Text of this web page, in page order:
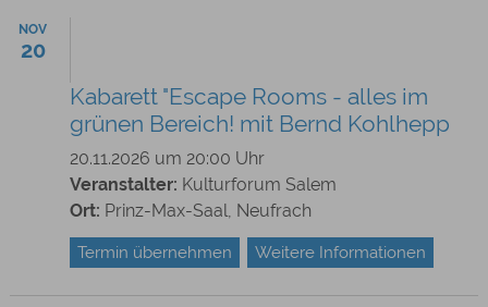
NOV
20
Kabarett "Escape Rooms - alles im
grünen Bereich! mit Bernd Kohlhepp
20.11.2026 um 20:00 Uhr
Veranstalter: Kulturforum Salem
Ort: Prinz-Max-Saal, Neufrach
Termin übernehmen Weitere Informationen